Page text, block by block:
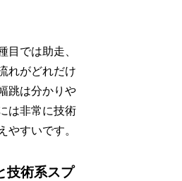
目では助走、
れがどれだけ
跳は分かりや
は非常に技術
やすいです。
技術系スプ